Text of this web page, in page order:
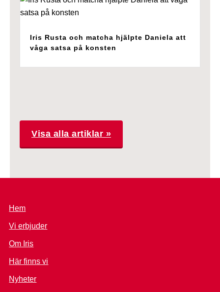
Iris Rusta och matcha hjälpte Daniela att
våga satsa på konsten
Visa alla artiklar »
Hem
Vi erbjuder
Om Iris
Här finns vi
Nyheter